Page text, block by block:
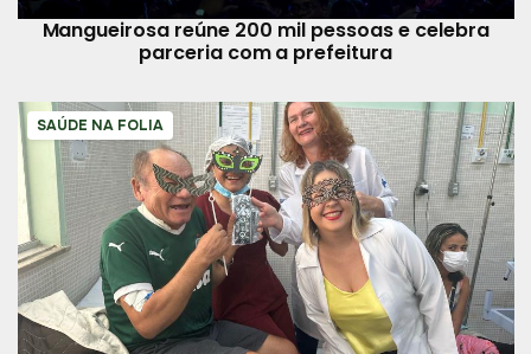
Mangueirosa reúne 200 mil pessoas e celebra
parceria com a prefeitura
SAÚDE NA FOLIA